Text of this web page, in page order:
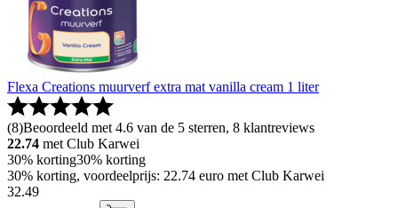
Flexa Creations muurverf extra mat vanilla cream 1 liter
(8)Beoordeeld met 4.6 van de 5 sterren, 8 klantreviews
22.74 met Club Karwei
30% korting30% korting
30% korting, voordeelprijs: 22.74 euro met Club Karwei
32.49